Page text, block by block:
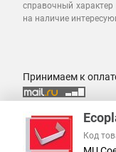
справочный
на наличие
Принимаем к
Код